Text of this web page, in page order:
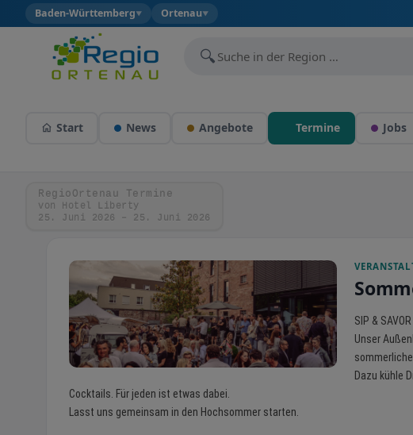
Baden-Württemberg▼ Ortenau▼
🔍
Start News Angebote Termine Jobs
RegioOrtenau Termine
von Hotel Liberty
25. Juni 2026 – 25. Juni 2026
SIP & SAVOR
Unser
Dazu kühle
Cocktails. Für jeden ist etwas dabei.
Lasst uns gemeinsam in den Hochsommer starten.